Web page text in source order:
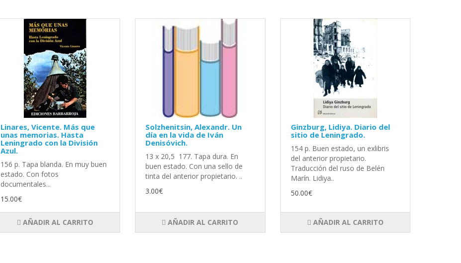
Linares, Vicente. Más que
unas memorias. Hasta
Leningrado con la División
Azul.
156 p. Tapa blanda. En muy buen
estado. Con fotos
documentales...
15.00€
AÑADIR AL CARRITO
Solzhenitsin, Alexandr. Un
día en la vida de Iván
Denisóvich.
13 x 20,5 177. Tapa dura. En
buen estado. Con una sello de
tinta del anterior propietario. ..
3.00€
AÑADIR AL CARRITO
Ginzburg, Lidiya. Diario del
sitio de Leningrado.
154 p. Buen estado, un exlibris
del anterior propietario.
Traducción del ruso de Belén
Marín. Lidiya..
50.00€
AÑADIR AL CARRITO